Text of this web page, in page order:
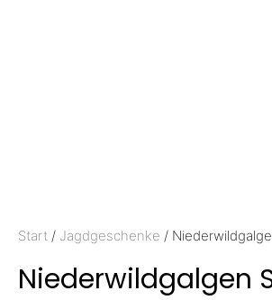
Start / Jagdgeschenke /
Niederwildgalgen